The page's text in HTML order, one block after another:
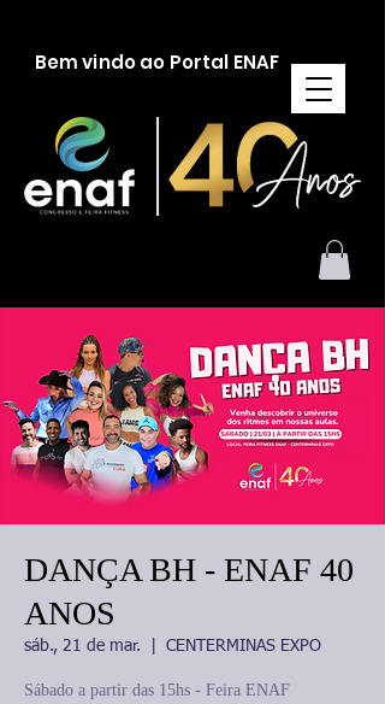
Bem vindo ao Portal ENAF
DANÇA BH - ENAF 40
ANOS
sáb., 21 de mar. CENTERMINAS EXPO
Sábado a partir das 15hs - Feira ENAF